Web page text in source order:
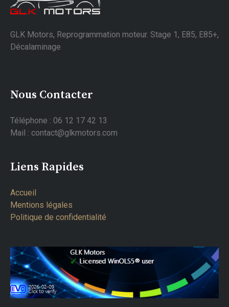
GLK Motors, Reprogrammation moteur. Stage 1, E85, E85+,
Décalaminage
Nous Contacter
Téléphone : 06 12 17 42 13
Mail : contact@glkmotors.com
Liens Rapides
Accueil
Mentions légales
Politique de confidentialité